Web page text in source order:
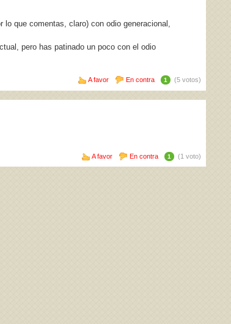
lo que comentas, claro) con odio generacional,
pero has patinado un poco con el odio
A favor En contra 1 (5 votos)
A favor En contra 1 (1 voto)